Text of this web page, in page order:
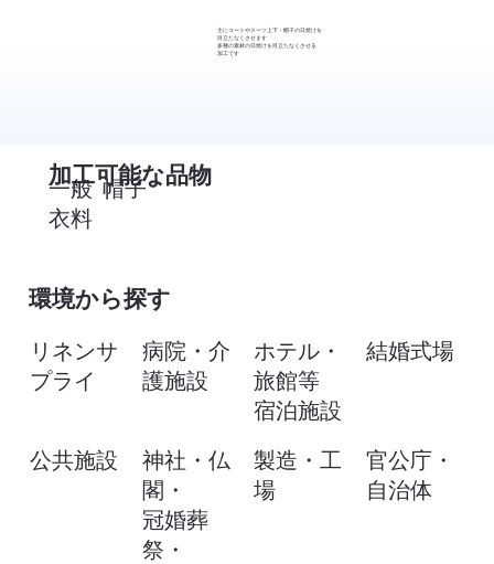
主にコートやスーツ上下・帽子の日焼けを
目立たなくさせます
多種の素材の日焼けを目立たなくさせる
加工です
一般
衣料
帽子
​加工可能な品物
環境から探す
リネンサ
プライ
病院・介
護施設
ホテル・
旅館等
宿泊施設
結婚式場
公共施設
神社・仏
閣・
冠婚葬
祭・
製造・工
場
官公庁・
自治体